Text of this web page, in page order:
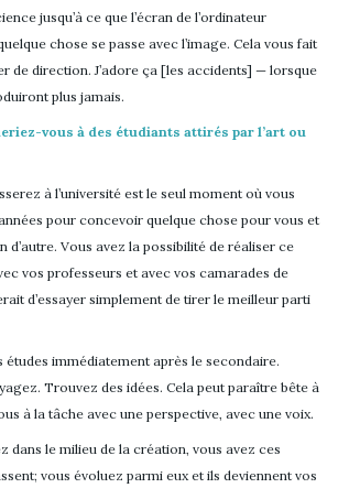
jusqu’à ce que l’écran de l’ordinateur
chose se passe avec l’image. Cela vous fait
de direction. J’adore ça [les accidents] — lorsque
plus jamais.
vous à des étudiants attirés par l’art ou
à l’université est le seul moment où vous
pour concevoir quelque chose pour vous et
d’autre. Vous avez la possibilité de réaliser ce
vos professeurs et avec vos camarades de
d’essayer simplement de tirer le meilleur parti
études immédiatement après le secondaire.
Trouvez des idées. Cela peut paraître bête à
à la tâche avec une perspective, avec une voix.
dans le milieu de la création, vous avez ces
vous évoluez parmi eux et ils deviennent vos